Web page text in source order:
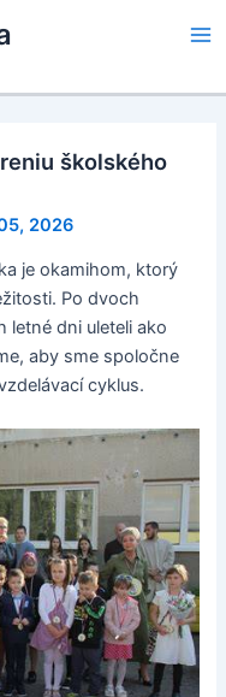
školského
2026
je okamihom, ktorý
Po dvoch
letné dni uleteli ako
aby sme spoločne
cyklus.